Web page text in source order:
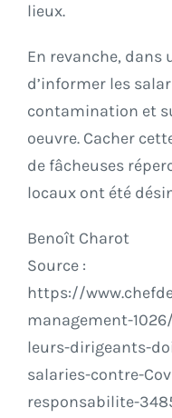
lieux.
En revanche, dans
d’informer les
contamination et
oeuvre. Cacher
de fâcheuses
locaux ont été
Benoît Charot
Source :
https://
management-
leurs-dirigeants-
salaries-contre-
responsabilite-